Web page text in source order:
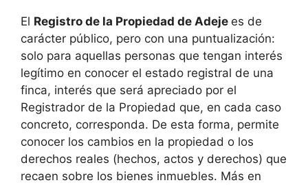
El Registro de la Propiedad de Adeje es de
carácter público, pero con una puntualización:
solo para aquellas personas que tengan interés
legítimo en conocer el estado registral de una
finca, interés que será apreciado por el
Registrador de la Propiedad que, en cada caso
concreto, corresponda. De esta forma, permite
conocer los cambios en la propiedad o los
derechos reales (hechos, actos y derechos) que
recaen sobre los bienes inmuebles. Más en